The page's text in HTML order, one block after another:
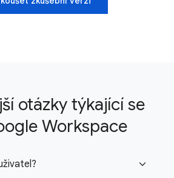
otázky týkající se
Workspace
expand_more